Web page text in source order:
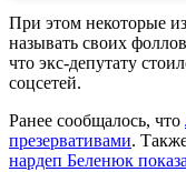
При этом некоторые
называть своих
что экс-депутату
соцсетей.
Ранее сообщалось, что
презервативами.
нардеп Беленюк